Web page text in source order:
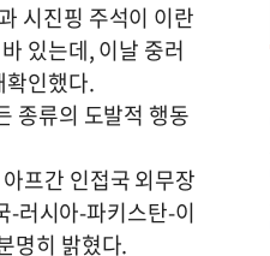
시진핑 주석이 이란
있는데, 이날 중러
확인했다.
종류의 도발적 행동
프간 인접국 외무장
-러시아-파키스탄-이
명히 밝혔다.